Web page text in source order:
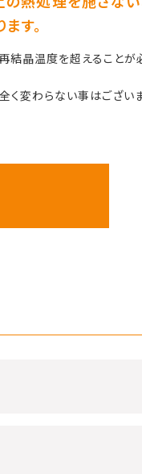
す。
晶温度を超えることが
変わらない事はござい